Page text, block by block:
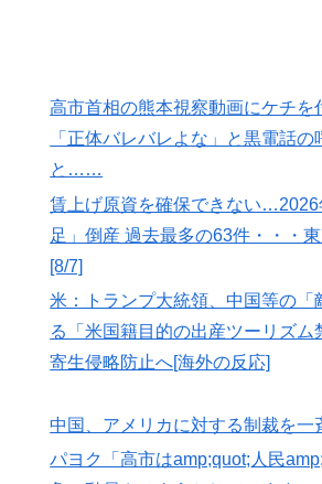
高市首相の熊本視察動画にケチを
「正体バレバレよな」と黒電話の
と……
賃上げ原資を確保できない…2026
足」倒産 過去最多の63件・・・
[8/7]
米：トランプ大統領、中国等の「
る「米国籍目的の出産ツーリズ
寄生侵略防止へ[海外の反応]
中国、アメリカに対する制裁を一
パヨク「高市はamp;quot;人民